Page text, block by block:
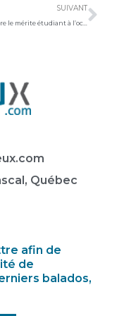
SUIVANT
Québec
afin de
de
balados,